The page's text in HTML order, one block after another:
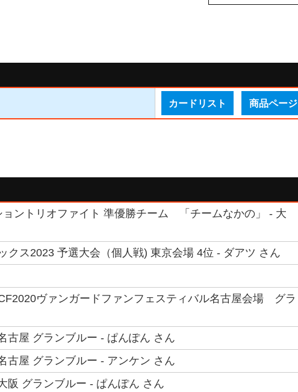
カードリスト 商品ページ
ントリオファイト 準優勝チーム 「チームなかの」 - 大
クス2023 予選大会（個人戦) 東京会場 4位 - ダアツ さん
ヴァンガードファンフェスティバル名古屋会場 グラ
古屋 グランブルー - ぱんぽん さん
古屋 グランブルー - アンケン さん
阪 グランブルー - ぱんぽん さん